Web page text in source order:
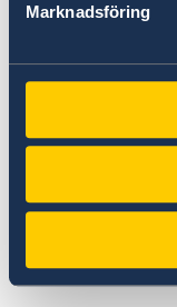
Marknadsföring